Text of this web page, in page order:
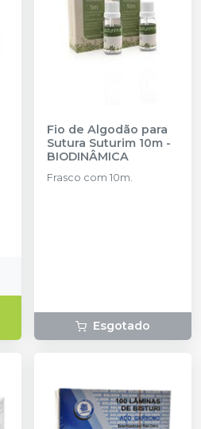
Fio de Algodão para
Sutura Suturim 10m -
BIODINÂMICA
Frasco com 10m.
Esgotado